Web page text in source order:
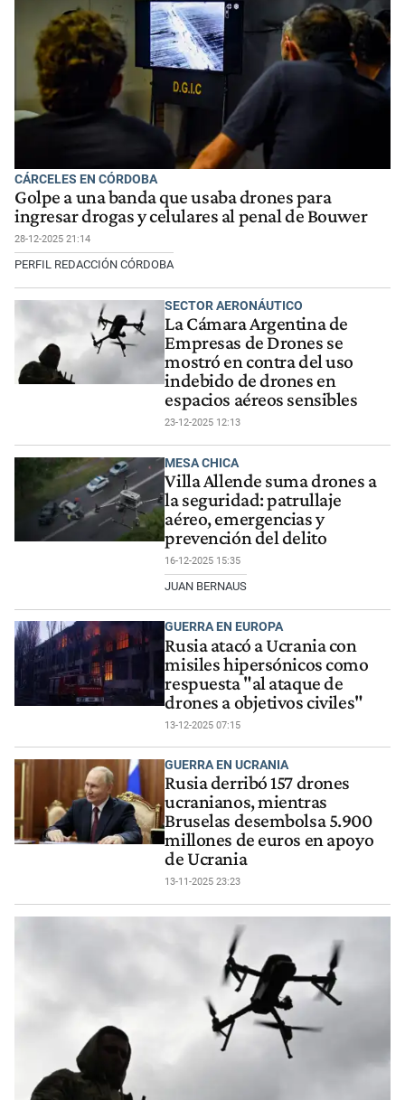
CÁRCELES EN CÓRDOBA
Golpe a una banda que usaba drones para
ingresar drogas y celulares al penal de Bouwer
28-12-2025 21:14
PERFIL REDACCIÓN CÓRDOBA
SECTOR AERONÁUTICO
La Cámara Argentina de
Empresas de Drones se
mostró en contra del uso
indebido de drones en
espacios aéreos sensibles
23-12-2025 12:13
MESA CHICA
Villa Allende suma drones a
la seguridad: patrullaje
aéreo, emergencias y
prevención del delito
16-12-2025 15:35
JUAN BERNAUS
GUERRA EN EUROPA
Rusia atacó a Ucrania con
misiles hipersónicos como
respuesta "al ataque de
drones a objetivos civiles"
13-12-2025 07:15
GUERRA EN UCRANIA
Rusia derribó 157 drones
ucranianos, mientras
Bruselas desembolsa 5.900
millones de euros en apoyo
de Ucrania
13-11-2025 23:23